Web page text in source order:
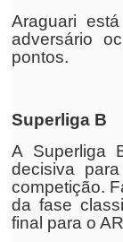
Araguari
adversário
pontos.
Superliga B
A Superliga
decisiva
competição.
da fase
final para o